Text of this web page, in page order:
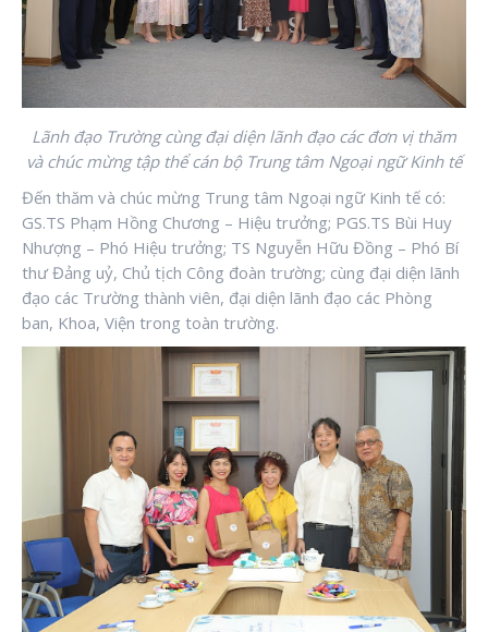
Lãnh đạo Trường cùng đại diện lãnh đạo các đơn vị thăm
và chúc mừng tập thể cán bộ Trung tâm Ngoại ngữ Kinh tế
Đến thăm và chúc mừng Trung tâm Ngoại ngữ Kinh tế có:
GS.TS Phạm Hồng Chương – Hiệu trưởng; PGS.TS Bùi Huy
Nhượng – Phó Hiệu trưởng; TS Nguyễn Hữu Đồng – Phó Bí
thư Đảng uỷ, Chủ tịch Công đoàn trường; cùng đại diện lãnh
đạo các Trường thành viên, đại diện lãnh đạo các Phòng
ban, Khoa, Viện trong toàn trường.